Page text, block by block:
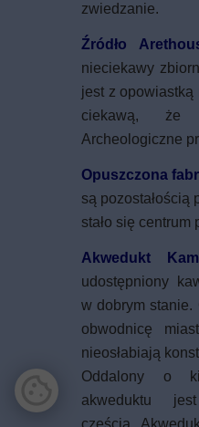
zwiedzanie.
Źródło
nieciekawy
jest z opowiastką
ciekawą, że
Archeologiczne
Opuszczona
są pozostałością
stało się centrum
Akwedukt
udostępniony
w dobrym stanie.
obwodnicę
nieosłabiają
Oddalony o
akweduktu j
częścią